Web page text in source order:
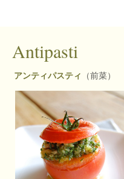
Antipasti
アンティパスティ （前菜）